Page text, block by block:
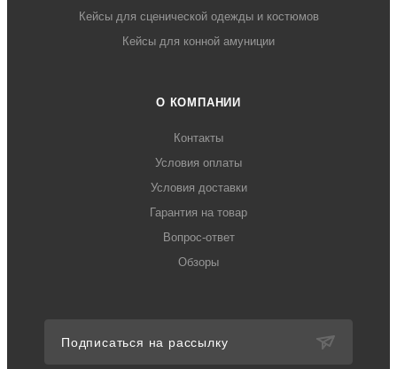
Кейсы для сценической одежды и костюмов
Кейсы для конной амуниции
О КОМПАНИИ
Контакты
Условия оплаты
Условия доставки
Гарантия на товар
Вопрос-ответ
Обзоры
Подписаться на рассылку